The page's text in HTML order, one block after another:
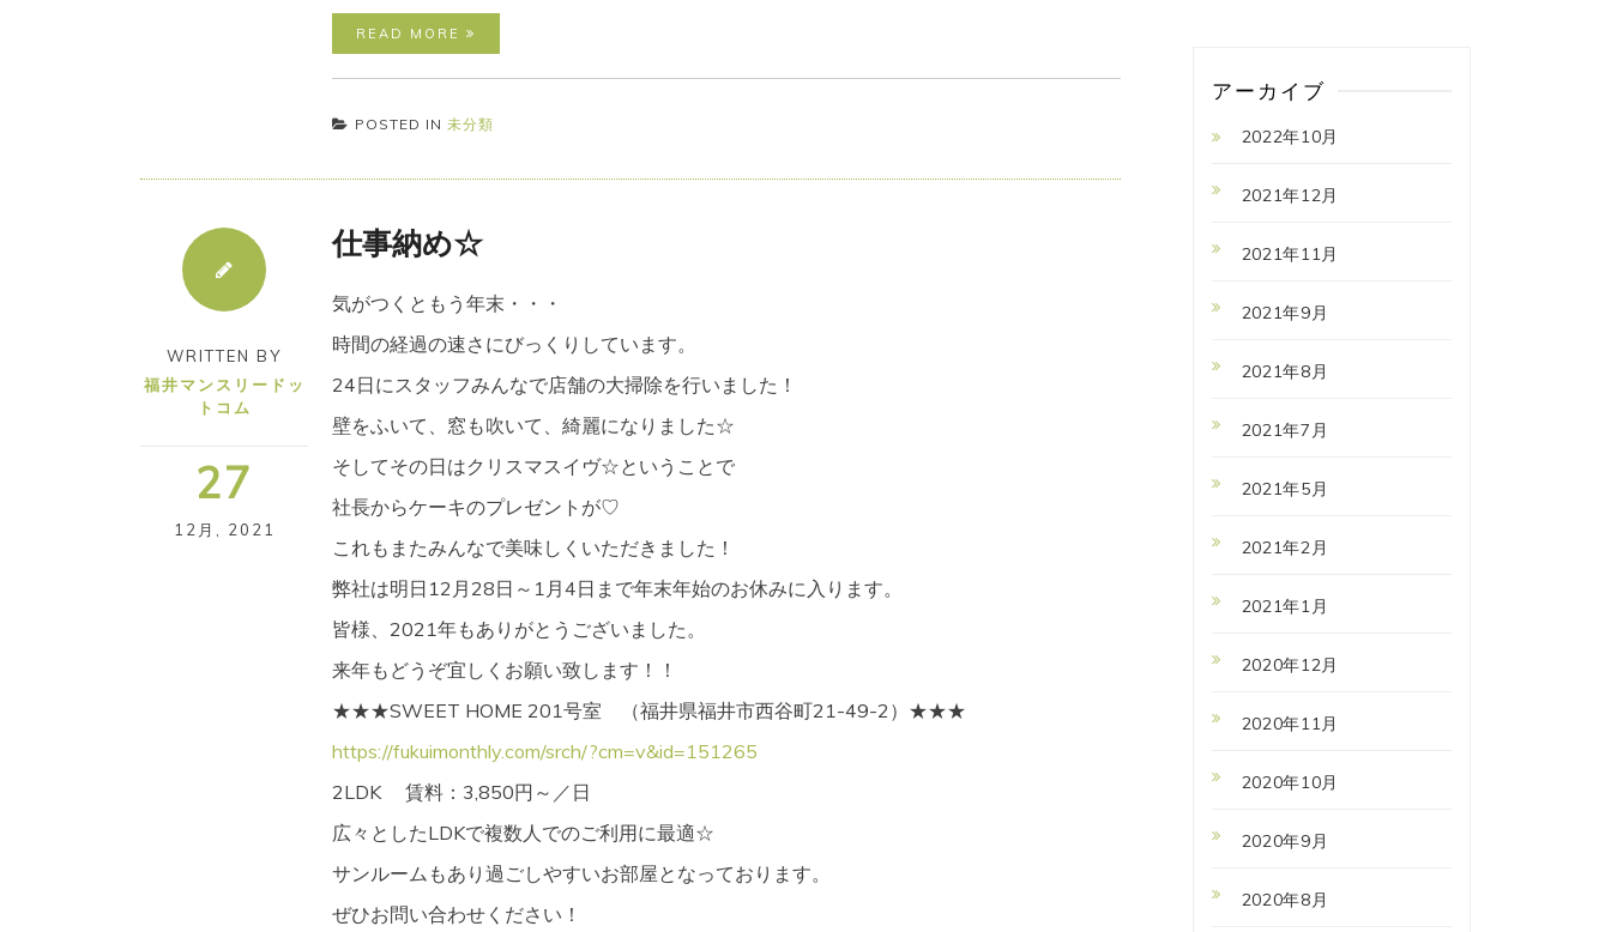
READ MORE
POSTED IN 未分類
WRITTEN BY
福井マンスリードッ
トコム
27
12月 2021
仕事納め☆
気がつくともう年末・・・
時間の経過の速さにびっくりしています。
24日にスタッフみんなで店舗の大掃除を行いました！
壁をふいて、窓も吹いて、綺麗になりました☆
そしてその日はクリスマスイヴ☆ということで
社長からケーキのプレゼントが♡
これもまたみんなで美味しくいただきました！
弊社は明日12月28日～1月4日まで年末年始のお休みに入ります。
皆様、2021年もありがとうございました。
来年もどうぞ宜しくお願い致します！！
★★★SWEET HOME 201号室 （福井県福井市西谷町21-49-2）★★★
https://fukuimonthly.com/srch/?cm=v&id=151265
2LDK 賃料：3,850円～／日
広々としたLDKで複数人でのご利用に最適☆
サンルームもあり過ごしやすいお部屋となっております。
ぜひお問い合わせください！
アーカイブ
2022年10月
2021年12月
2021年11月
2021年9月
2021年8月
2021年7月
2021年5月
2021年2月
2021年1月
2020年12月
2020年11月
2020年10月
2020年9月
2020年8月